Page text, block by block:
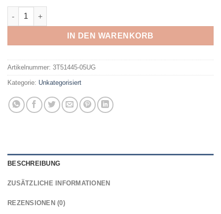
CMP - KID G ZIP OFF PANT ANTRACITE-FRAGOLA Menge
IN DEN WARENKORB
Artikelnummer: 3T51445-05UG
Kategorie: Unkategorisiert
BESCHREIBUNG
ZUSÄTZLICHE INFORMATIONEN
REZENSIONEN (0)